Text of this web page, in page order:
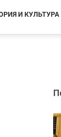
И КУЛЬТУРА